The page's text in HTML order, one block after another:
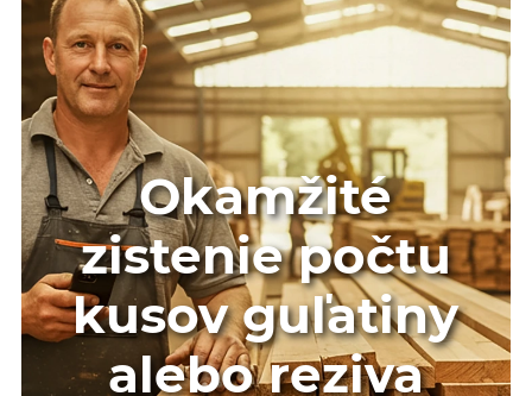
Okamžité
zistenie počtu
kusov guľatiny
alebo reziva